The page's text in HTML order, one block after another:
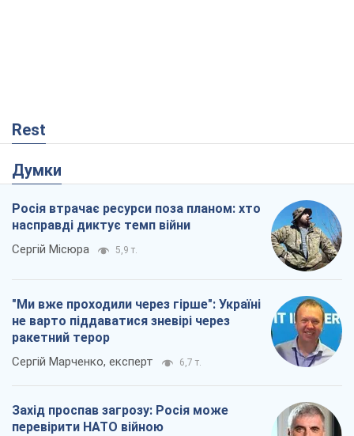
Rest
Думки
Росія втрачає ресурси поза планом: хто
насправді диктує темп війни
Сергій Місюра 5,9 т.
"Ми вже проходили через гірше": Україні
не варто піддаватися зневірі через
ракетний терор
Сергій Марченко, експерт 6,7 т.
Захід проспав загрозу: Росія може
перевірити НАТО війною